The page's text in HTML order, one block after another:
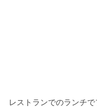
レストランでのランチ